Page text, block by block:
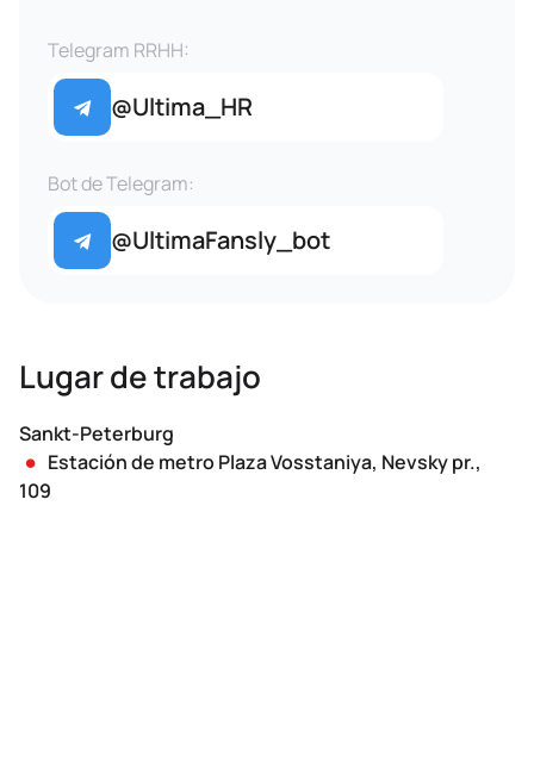
Telegram RRHH:
@Ultima_HR
Bot de Telegram:
@UltimaFansly_bot
Lugar de trabajo
Sankt-Peterburg
Estación de metro Plaza Vosstaniya, Nevsky pr.,
109